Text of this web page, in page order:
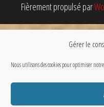
Gérer le
Nous utilisons des cookies pour optimiser
Fièrement propulsé par